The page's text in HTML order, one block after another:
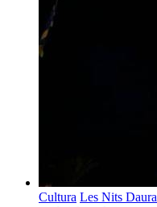
Cultura Les Nits